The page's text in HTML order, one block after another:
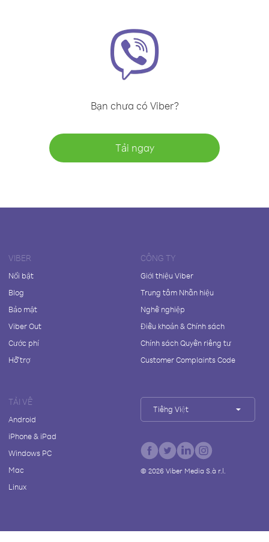
Bạn chưa có Viber?
Tải ngay
VIBER
Nổi bật
Blog
Bảo mật
Viber Out
Cước phí
Hỗ trợ
CÔNG TY
Giới thiệu Viber
Trung tâm Nhãn hiệu
Nghề nghiệp
Điều khoản & Chính sách
Chính sách Quyền riêng tư
Customer Complaints Code
TẢI VỀ
Android
iPhone & iPad
Windows PC
Mac
Linux
Tiếng Việt
© 2026Viber Media S.à r.l.